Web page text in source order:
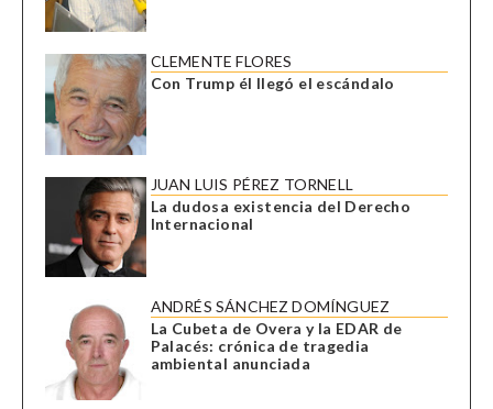
CLEMENTE FLORES
Con Trump él llegó el escándalo
JUAN LUIS PÉREZ TORNELL
La dudosa existencia del Derecho
Internacional
ANDRÉS SÁNCHEZ DOMÍNGUEZ
La Cubeta de Overa y la EDAR de
Palacés: crónica de tragedia
ambiental anunciada